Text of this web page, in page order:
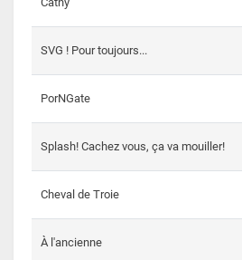
SVG ! Pour toujours...
PorNGate
Splash! Cachez vous, ça va mouiller!
Cheval de Troie
À l'ancienne